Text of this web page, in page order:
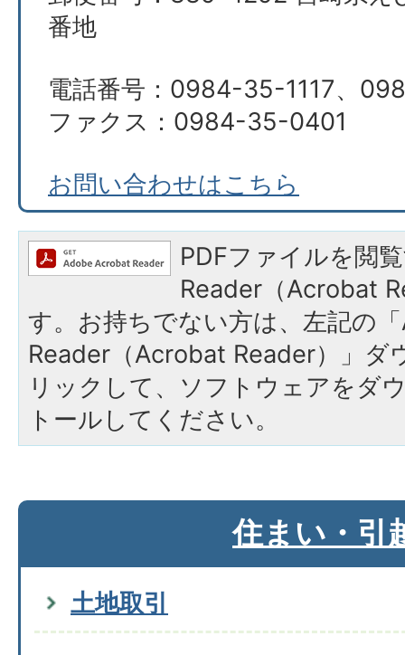
番地
電話番号：0984-35-1117、
ファクス：0984-35-0401
お問い合わせはこちら
PDFファイルを閲
Reader（Acrobat
す。お持ちでない方は、左記の
Reader（Acrobat Reader）」ダ
リックして、ソフトウェアをダ
トールしてください。
住まい・引
土地取引